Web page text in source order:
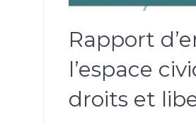
Rapport
l’espace
droits et